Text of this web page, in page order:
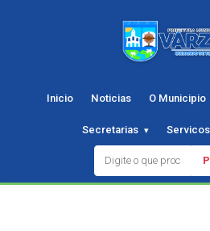
Inicio Noticias O Municipio
Secretarias Servicos